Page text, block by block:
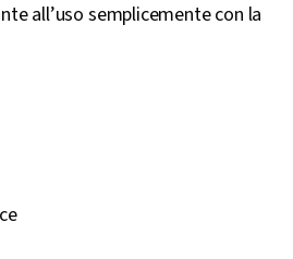
all’uso semplicemente con la